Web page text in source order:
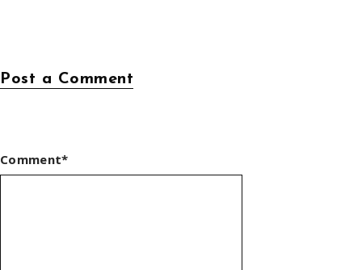
Post a Comment
Comment*